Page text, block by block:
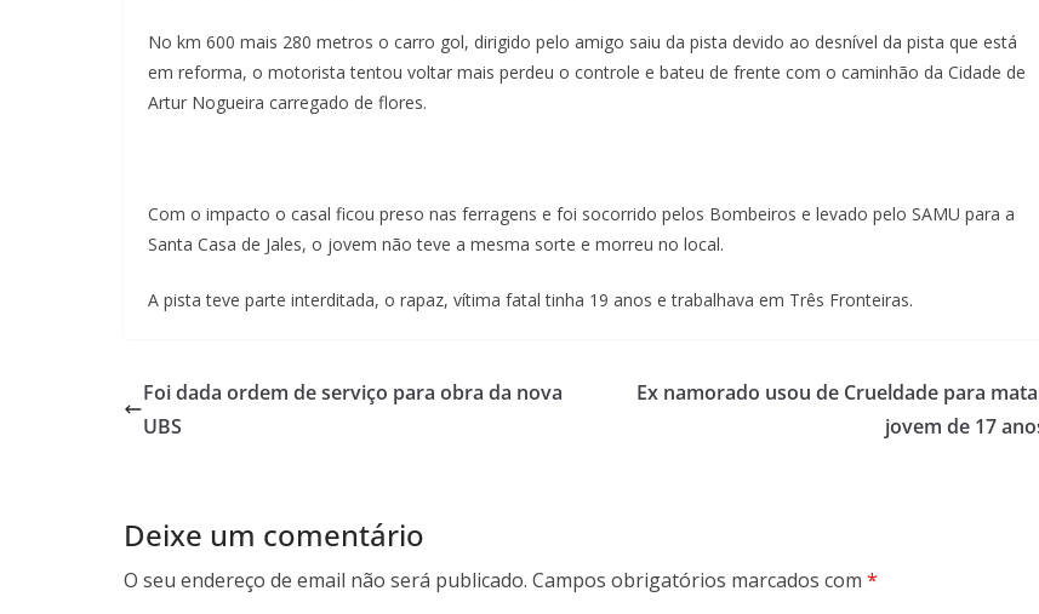
No km 600 mais 280 metros o carro gol, dirigido pelo amigo saiu da pista devido ao desnível da pista que está
em reforma, o motorista tentou voltar mais perdeu o controle e bateu de frente com o caminhão da Cidade de
Artur Nogueira carregado de flores.
Com o impacto o casal ficou preso nas ferragens e foi socorrido pelos Bombeiros e levado pelo SAMU para a
Santa Casa de Jales, o jovem não teve a mesma sorte e morreu no local.
A pista teve parte interditada, o rapaz, vítima fatal tinha 19 anos e trabalhava em Três Fronteiras.
Foi dada ordem de serviço para obra da nova
UBS
Ex namorado usou de Crueldade para
jovem de 17
Deixe um comentário
O seu endereço de email não será publicado. Campos obrigatórios marcados com *